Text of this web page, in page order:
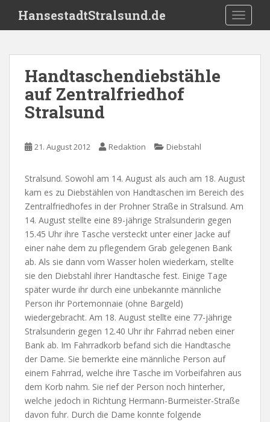
i
HansestadtStralsund.de
Handtaschendiebstähle
auf Zentralfriedhof
Stralsund
21. August 2012 Redaktion Diebstahl
Stralsund. Sowohl am 14. August als auch am 18. August
kam es zu Diebstählen von Handtaschen im Bereich des
Zentralfriedhofes in der Prohner Straße in Stralsund. Am
14. August stellte eine 89-jährige Stralsunderin gegen
15.45 Uhr ihre Tasche versteckt unter einer Jacke auf
einer nahe dem zu pflegendem Grab gelegenen Bank
ab. Als sie dann vom Wasser holen wiederkam, stellte
sie den Diebstahl ihrer Handtasche fest. Einige Tage
später wurde ihr durch eine unbekannte männliche
Person ihr Portemonnaie (ohne Bargeld)
wiedergebracht. Am 18. August stellte eine 77-jährige
Stralsunderin gegen 12.40 Uhr ihr Fahrrad neben einer
Bank ab. Im Fahrradkorb befand sich die Handtasche
der Dame. Sie bemerkte eine männliche Person auf
einem Fahrrad, welche ihre Tasche im Vorbeifahren aus
dem Korb nahm. Sie rief der Person noch hinterher,
welche jedoch in Richtung Hermann-Burmeister-Straße
davon fuhr. Durch die Dame konnte folgende